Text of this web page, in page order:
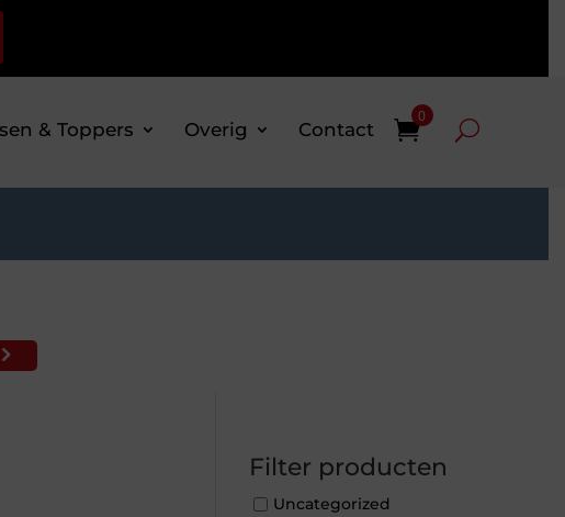
& Toppers Overig Contact
0
Filter producten
Uncategorized